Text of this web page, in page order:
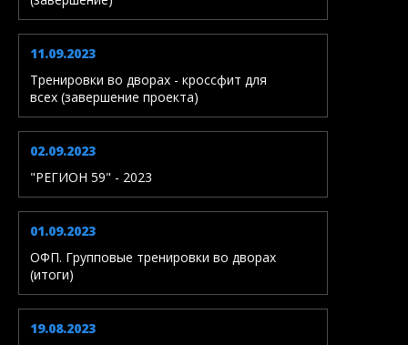
11.09.2023
Тренировки во дворах - кроссфит для
всех (завершение проекта)
02.09.2023
"РЕГИОН 59" - 2023
01.09.2023
ОФП. Групповые тренировки во дворах
(итоги)
19.08.2023